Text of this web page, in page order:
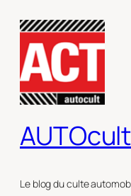
contenu
Le blog du culte